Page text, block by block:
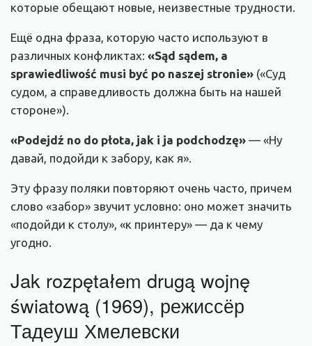
которые обещают новые, неизвестные трудности.
Ещё одна фраза, которую часто используют в
различных конфликтах: «Sąd sądem, a
sprawiedliwość musi być po naszej stronie» («Суд
судом, а справедливость должна быть на нашей
стороне»).
«Podejdź no do płota, jak i ja podchodzę» — «Ну
давай, подойди к забору, как я».
Эту фразу поляки повторяют очень часто, причем
слово «забор» звучит условно: оно может значить
«подойди к столу», «к принтеру» — да к чему
угодно.
Jak rozpętałem drugą wojnę
światową (1969), режиссёр
Тадеуш Хмелевски